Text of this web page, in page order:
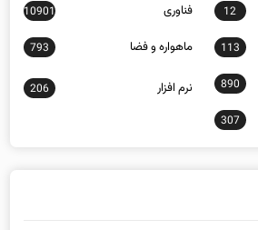
12 فناوری 10901
113 ماهواره و فضا 793
890 نرم افزار 206
307